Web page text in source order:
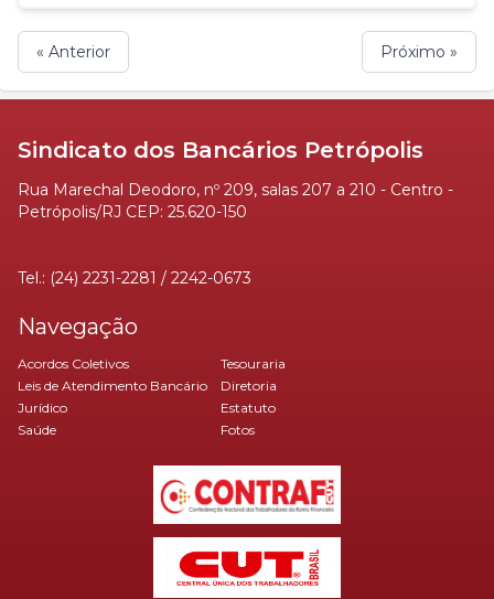
« Anterior Próximo »
Sindicato dos Bancários Petrópolis
Rua Marechal Deodoro, nº 209, salas 207 a 210 - Centro -
Petrópolis/RJ CEP: 25.620-150
Tel.: (24) 2231-2281 / 2242-0673
Navegação
Acordos Coletivos
Leis de Atendimento Bancário
Jurídico
Saúde
Tesouraria
Diretoria
Estatuto
Fotos